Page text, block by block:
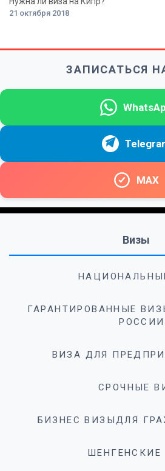
21 октября 2018
ЗАПИСАТЬСЯ
MAX
Визы
ГАРАНТИРОВАННЫЕ
РОССИИ
ВИЗА ДЛЯ
СРОЧНЫЕ
БИЗНЕС ВИЗЫДЛЯ
ШЕНГЕНСКИЕ